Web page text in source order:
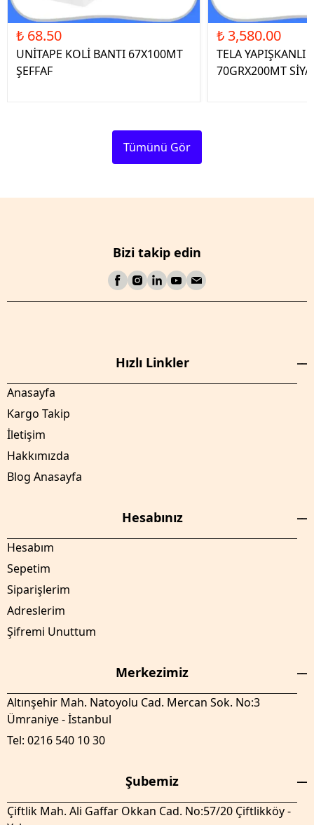
₺ 68.50
UNİTAPE KOLİ BANTI 67X100MT
ŞEFFAF
₺ 3,580.00
TELA YAPIŞKANLI
70GRX200MT
Tümünü Gör
Bizi takip edin
Hızlı Linkler
Anasayfa
Kargo Takip
İletişim
Hakkımızda
Blog Anasayfa
Hesabınız
Hesabım
Sepetim
Siparişlerim
Adreslerim
Şifremi Unuttum
Merkezimiz
Altınşehir Mah. Natoyolu Cad. Mercan Sok. No:3
Ümraniye - İstanbul
Tel: 0216 540 10 30
Şubemiz
Çiftlik Mah. Ali Gaffar Okkan Cad. No:57/20 Çiftlikköy -